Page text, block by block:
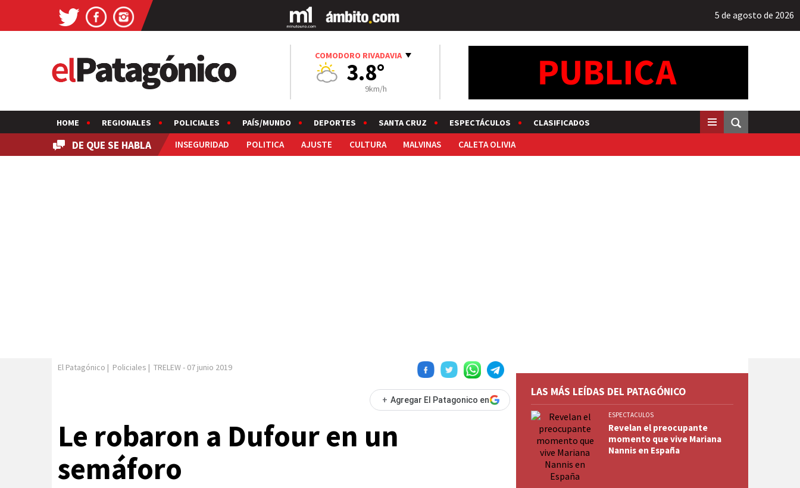
5 de agosto de 2026
COMODORO RIVADAVIA
3.8°
9km/h
HOME REGIONALES POLICIALES PAÍS/MUNDO DEPORTES SANTA CRUZ ESPECTÁCULOS CLASIFICADOS
DE QUE SE HABLA INSEGURIDAD POLITICA AJUSTE CULTURA MALVINAS CALETA OLIVIA
El Patagónico | Policiales | TRELEW- 07 junio 2019
+ Agregar El Patagonico en
Le robaron a Dufour en un
semáforo
LAS MÁS LEÍDAS DEL PATAGÓNICO
ESPECTACULOS
Revelan el preocupante
momento que vive Mariana
Nannis en España